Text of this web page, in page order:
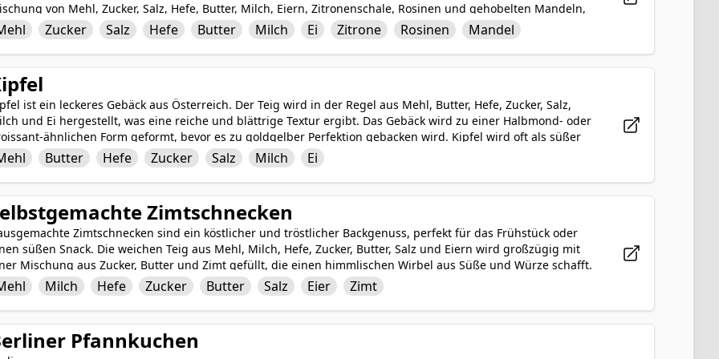
von Mehl, Zucker, Salz, Hefe, Butter, Milch, Eiern, Zitronenschale, Rosinen und gehobelten Mandeln,
dieses festliche Brot zu einem kranzähnlichen Ring geformt, der neues Leben und Frühlingszeit
Der Teig wird wunderschön geflochten und zu einem goldbraun gebacken, was zu einem köstlich
und visuell atemberaubenden Mittelpunkt für das Osterfrühstück oder Treffen führt. Dieses Brot ist
Symbol für Freude, Erneuerung und Feier, das Familien und Freunde während der Osterfeierlichkeiten
Zucker Salz Hefe Butter Milch Ei Zitrone Rosinen Mandel
ist ein leckeres Gebäck aus Österreich. Der Teig wird in der Regel aus Mehl, Butter, Hefe, Zucker, Salz,
und Ei hergestellt, was eine reiche und blättrige Textur ergibt. Das Gebäck wird zu einer Halbmond- oder
ähnlichen Form geformt, bevor es zu goldgelber Perfektion gebacken wird. Kipfel wird oft als süßer
genossen, gefüllt mit Zutaten wie Marmelade, Nüssen oder Marzipan und ist damit eine beliebte Wahl
Frühstück oder einen Snack. Sein buttriger und leicht süßer Geschmack macht es zur Lieblingssünde für
die gerne Gebäck mögen.
Butter Hefe Zucker Salz Milch Ei
Zimtschnecken
Zimtschnecken sind ein köstlicher und tröstlicher Backgenuss, perfekt für das Frühstück oder
süßen Snack. Die weichen Teig aus Mehl, Milch, Hefe, Zucker, Butter, Salz und Eiern wird großzügig mit
Mischung aus Zucker, Butter und Zimt gefüllt, die einen himmlischen Wirbel aus Süße und Würze schafft.
dem Backen werden die Schnecken mit einer cremigen Glasur oder Zuckerguss überzogen, was dieser
Leckerei eine zusätzliche Schicht von Dekadenz verleiht. Warm, klebrig und aromatisch sind
Zimtschnecken ein beliebter Klassiker, der sicherlich jeden erfreuen wird, der das Glück hat, sie
genießen.
Milch Hefe Zucker Butter Salz Eier Zimt
Pfannkuchen